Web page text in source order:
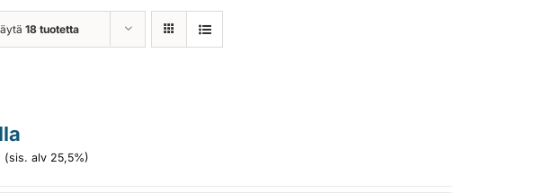
18 tuotetta
(sis. alv 25,5%)